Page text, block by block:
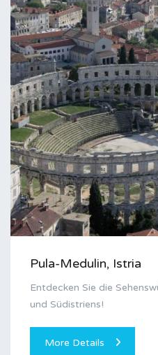
Pula-Medulin, Istria
Entdecken Sie die
und Südistriens!
More Details